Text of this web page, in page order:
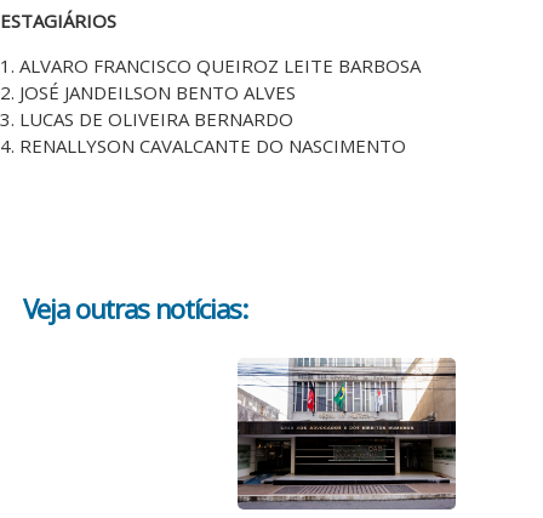
ESTAGIÁRIOS
1. ALVARO FRANCISCO QUEIROZ LEITE BARBOSA
2. JOSÉ JANDEILSON BENTO ALVES
3. LUCAS DE OLIVEIRA BERNARDO
4. RENALLYSON CAVALCANTE DO NASCIMENTO
Veja outras notícias: